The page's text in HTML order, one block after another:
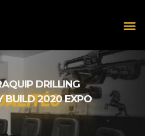
DRILLING
BUILD 2020 EXPO